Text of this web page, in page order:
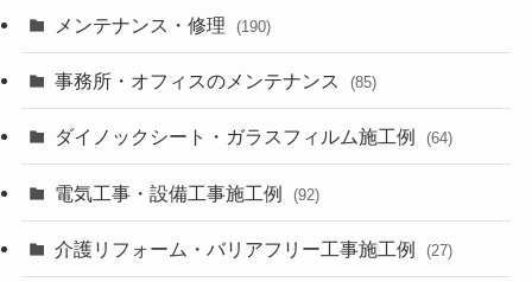
メンテナンス・修理 (190)
事務所・オフィスのメンテナンス (85)
ダイノックシート・ガラスフィルム施工例 (64)
電気工事・設備工事施工例 (92)
介護リフォーム・バリアフリー工事施工例 (27)